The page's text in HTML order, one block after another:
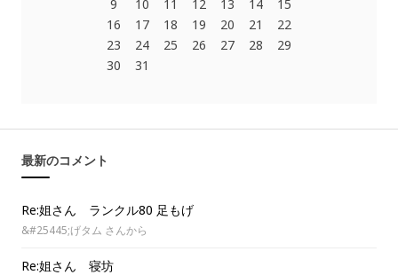
9
16
23
30
10
17
24
31
11
18
25
12
19
26
13
20
27
14
21
28
15
22
29
最新のコメント
Re:姐さん ランクル80 足もげ
&#25445;げタム さんから
Re:姐さん 寝坊